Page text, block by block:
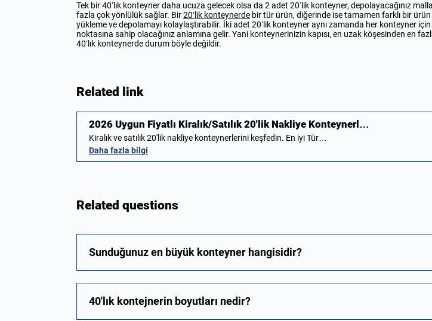
Tek bir 40’lık konteyner daha ucuza gelecek olsa da 2 adet 20’lik konteyner, depolayacağınız
fazla çok yönlülük sağlar. Bir20’lik konteynerde bir tür ürün, diğerinde ise tamamen farklı bir
yükleme ve depolamayı kolaylaştırabilir. İki adet 20’lik konteyner aynı zamanda her konteyner
noktasına sahip olacağınız anlamına gelir. Yani konteynerinizin kapısı, en uzak köşesinden en
40’lık konteynerde durum böyle değildir.
Related link
2026 Uygun Fiyatlı Kiralık/Satılık 20'lik Nakliye Konteynerl…
Kiralık ve satılık 20'lik nakliye konteynerlerini keşfedin. En iyi Tür…
Daha fazla bilgi
Related questions
Sunduğunuz en büyük konteyner hangisidir?
40'lık kontejnerin boyutları nedir?